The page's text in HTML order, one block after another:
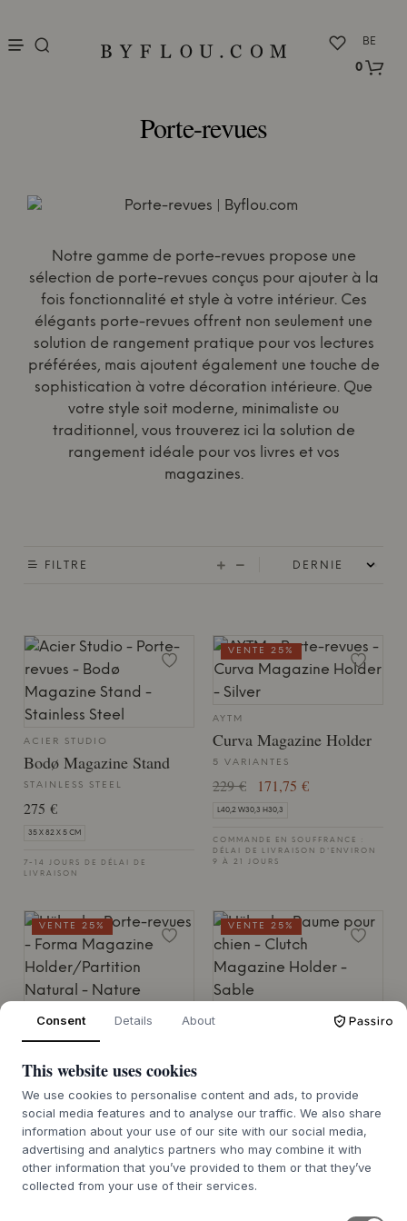
BE
0
Porte-revues
Notre gamme de porte-revues propose une
sélection de porte-revues conçus pour ajouter à la
fois fonctionnalité et style à votre intérieur. Ces
élégants porte-revues offrent non seulement une
solution de rangement pratique pour vos lectures
préférées, mais ajoutent également une touche de
sophistication à votre décoration intérieure. Que
votre style soit moderne, minimaliste ou
traditionnel, vous trouverez ici la solution de
rangement idéale pour vos livres et vos
magazines.
FILTRE
ACIER STUDIO
Bodø Magazine Stand
STAINLESS STEEL
275 €
35 X 82 X 5 CM
7-14 JOURS DE DÉLAI DE
LIVRAISON
AYTM
Curva Magazine Holder
5 VARIANTES
229 € 171,75 €
L40,2 W30,3 H30,3
COMMANDE EN SOUFFRANCE :
DÉLAI DE LIVRAISON D'ENVIRON
9 À 21 JOURS
VENTE 25%
HÜBSCH
Forma Magazine
Holder/Partition Natural
480 € 360 €
88 X 40 X H142 CM
VENTE 25%
HÜBSCH
15 X 7 X H7 CM
LIVRAISON
VENTE 25%
Consent Details About
This website uses cookies
We use cookies to personalise content and ads, to provide
social media features and to analyse our traffic. We also share
information about your use of our site with our social media,
advertising and analytics partners who may combine it with
other information that you’ve provided to them or that they’ve
collected from your use of their services.